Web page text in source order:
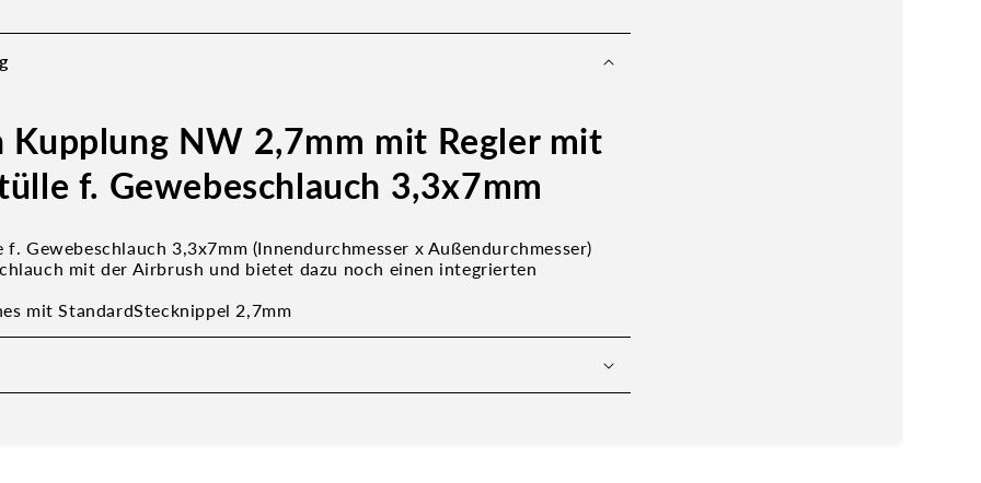
Kupplung NW 2,7mm mit Regler mit
f. Gewebeschlauch 3,3x7mm
Gewebeschlauch 3,3x7mm (Innendurchmesser x Außendurchmesser)
mit der Airbrush und bietet dazu noch einen integrierten
mit StandardStecknippel 2,7mm